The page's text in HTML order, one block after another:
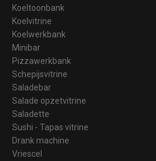
Koeltoonbank
Koelvitrine
Koelwerkbank
Minibar
Pizzawerkbank
Schepijsvitrine
Saladebar
Salade opzetvitrine
Saladette
Sushi - Tapas vitrine
Drank machine
Vriescel